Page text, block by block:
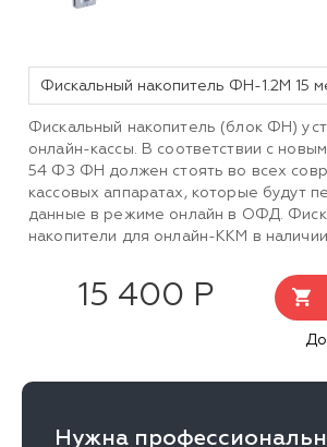
Фискальный накопитель ФН-1.2М 15
Фискальный накопитель (блок ФН)
онлайн-кассы. В соответствии с
54 ФЗ ФН должен стоять во всех
кассовых аппаратах, которые будут
данные в режиме онлайн в ОФД.
накопители для онлайн-ККМ в
15 400 Р
Нужна